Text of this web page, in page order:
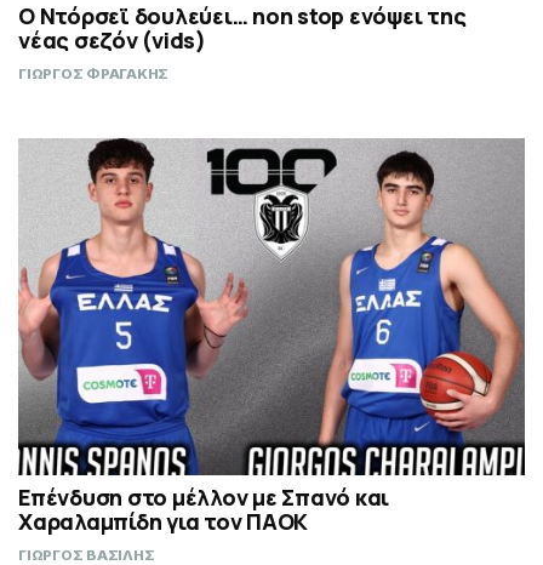
Ο Ντόρσεϊ δουλεύει… non stop ενόψει της
νέας σεζόν (vids)
ΓΙΩΡΓΟΣ ΦΡΑΓΑΚΗΣ
Επένδυση στο μέλλον με Σπανό και
Χαραλαμπίδη για τον ΠΑΟΚ
ΓΙΩΡΓΟΣ ΒΑΣΙΛΗΣ